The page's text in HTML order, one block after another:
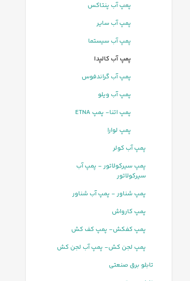
پمپ آب پنتاکس
پمپ آب سایر
پمپ آب سیستما
پمپ آب کالپدا
پمپ آب گراندفوس
پمپ آب ویلو
پمپ اتنا- پمپ ETNA
پمپ لوارا
پمپ آب کولر
پمپ سیرکولاتور - پمپ آب
سیرکولاتور
پمپ شناور - پمپ آب شناور
پمپ کارواش
پمپ کفکش- پمپ کف کش
پمپ لجن کش- پمپ آب لجن کش
تابلو برق صنعتی